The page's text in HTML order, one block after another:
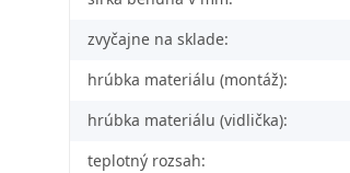
zvyčajne na sklade:
hrúbka materiálu (montáž):
hrúbka materiálu (vidlička):
teplotný rozsah: